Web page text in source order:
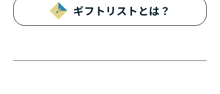
ギフトリストとは？